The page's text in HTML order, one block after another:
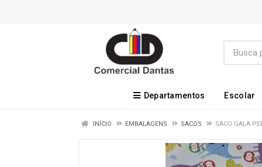
Departamentos Escolar
INÍCIO EMBALAGENS SACOS SACO GALA